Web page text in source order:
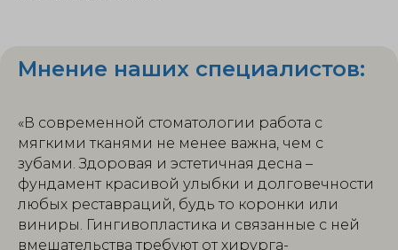
Мнение наших специалистов:
«В современной стоматологии работа с
мягкими тканями не менее важна, чем с
зубами. Здоровая и эстетичная десна –
фундамент красивой улыбки и долговечности
любых реставраций, будь то коронки или
виниры. Гингивопластика и связанные с ней
вмешательства требуют от хирурга-